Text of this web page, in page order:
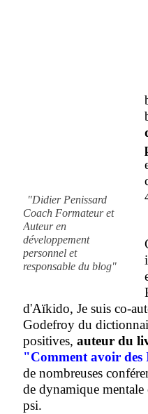
"Didier Penissard
Coach Formateur et
Auteur en
développement
personnel et
responsable du blog"
d'Aïkido, Je suis co-
Godefroy du
positives, auteur du
"Comment avoir des
de nombreuses
de dynamique
psi.